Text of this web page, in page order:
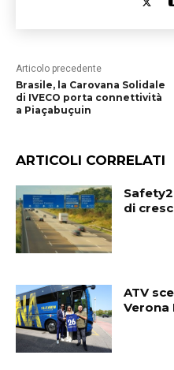
Articolo precedente
Brasile, la Carovana Solidale
di IVECO porta connettività
a Piaçabuçuin
ARTICOLI CORRELATI
di
ATV
Verona